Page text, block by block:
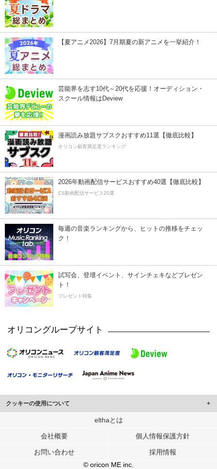
【夏アニメ2026】7月期夏の新アニメを一挙紹介！
芸能界を志す10代～20代を応援！オーディション・
スクール情報はDeview
漫画読み放題サブスクおすすめ11選【徹底比較】
オリコン顧客満足度ランキング
2026年動画配信サービスおすすめ40選【徹底比較】
CS動画配信サービス20選
毎週の音楽ランキングから、ヒットの推移をチェッ
ク！
試写会、登壇イベント、サインチェキなどプレゼン
ト！
プレゼント特集
オリコングループサイト
クッキーの使用について
このサイトでは Cookie を使用して、ユーザーに合わせたコンテンツや広告の
行っています。
メディアや広告配信、データ解析の各パートナーに提供しています。
各パートナーは、この情報とユーザーが各パートナーに提供した他の情報や、
elthaとは
会社概要 個人情報保護方針
お問い合わせ
採用情報
© oricon ME inc.